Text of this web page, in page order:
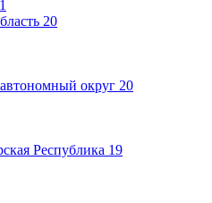
1
20
округ 20
Республика 19